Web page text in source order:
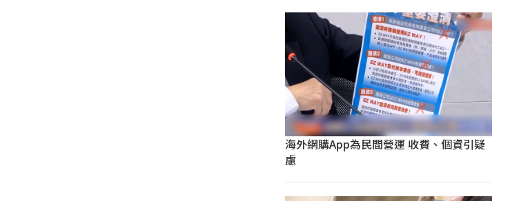
海外網購App為民間營運 收費、個資引疑
慮